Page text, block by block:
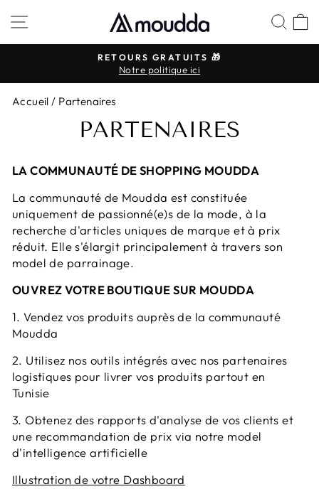
au
NAVIGATION
Diaporama
RETOURS GRATUITS 🎁
Notre politique ici
Accueil / Partenaires
PARTENAIRES
LA COMMUNAUTÉ DE SHOPPING MOUDDA
La communauté de Moudda est constituée
uniquement de passionné(e)s de la mode, à la
recherche d'articles uniques de marque et à prix
réduit. Elle s'élargit principalement à travers son
model de parrainage.
OUVREZ VOTRE BOUTIQUE SUR MOUDDA
1. Vendez vos produits auprès de la communauté
Moudda
2. Utilisez nos outils intégrés avec nos partenaires
logistiques pour livrer vos produits partout en
Tunisie
3. Obtenez des rapports d'analyse de vos clients et
une recommandation de prix via notre model
d'intelligence artificielle
Illustration de votre Dashboard